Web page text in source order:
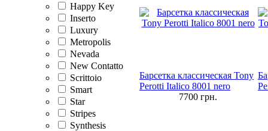
Happy Key
Inserto
Luxury
Metropolis
Nevada
New Contatto
Scrittoio
Smart
Star
Stripes
Synthesis
Барсетка классическая Tony
Perotti Italico 8001 nero
7700 грн.